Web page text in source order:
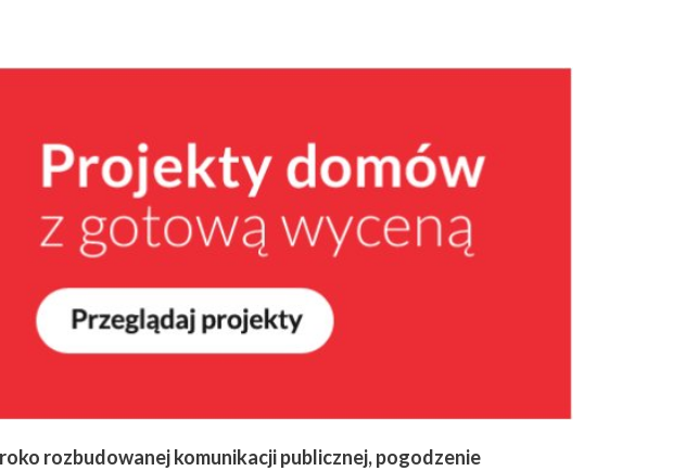
rozbudowanej komunikacji publicznej, pogodzenie